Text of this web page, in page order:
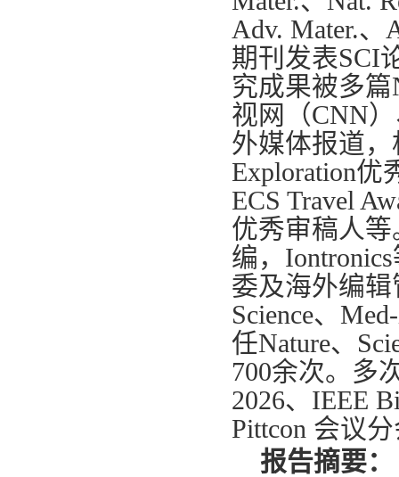
Adv. Mater.、
期刊发表SCI
究成果被多
视网（CNN
外媒体报道
Exploration优
ECS Travel
优秀审稿人等
编，
委及海外编辑
Science、
任Nature、
700余次。多
2026、IEEE
Pittcon 会议
报告摘要：